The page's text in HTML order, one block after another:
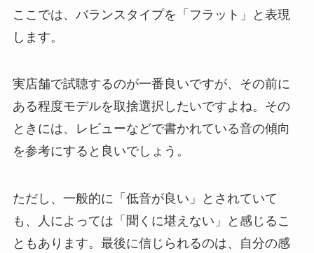
ここでは、バランスタイプを「フラット」と表現
します。
実店舗で試聴するのが一番良いですが、その前に
ある程度モデルを取捨選択したいですよね。その
ときには、レビューなどで書かれている音の傾向
を参考にすると良いでしょう。
ただし、一般的に「低音が良い」とされていて
も、人によっては「聞くに堪えない」と感じるこ
ともあります。最後に信じられるのは、自分の感